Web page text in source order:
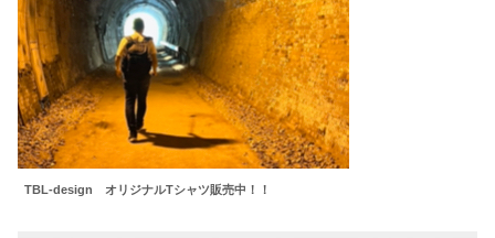
TBL-design オリジナルTシャツ販売中！！